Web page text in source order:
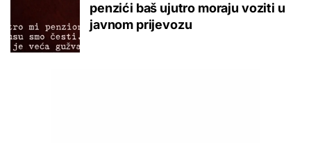
penzići baš ujutro moraju voziti u
javnom prijevozu